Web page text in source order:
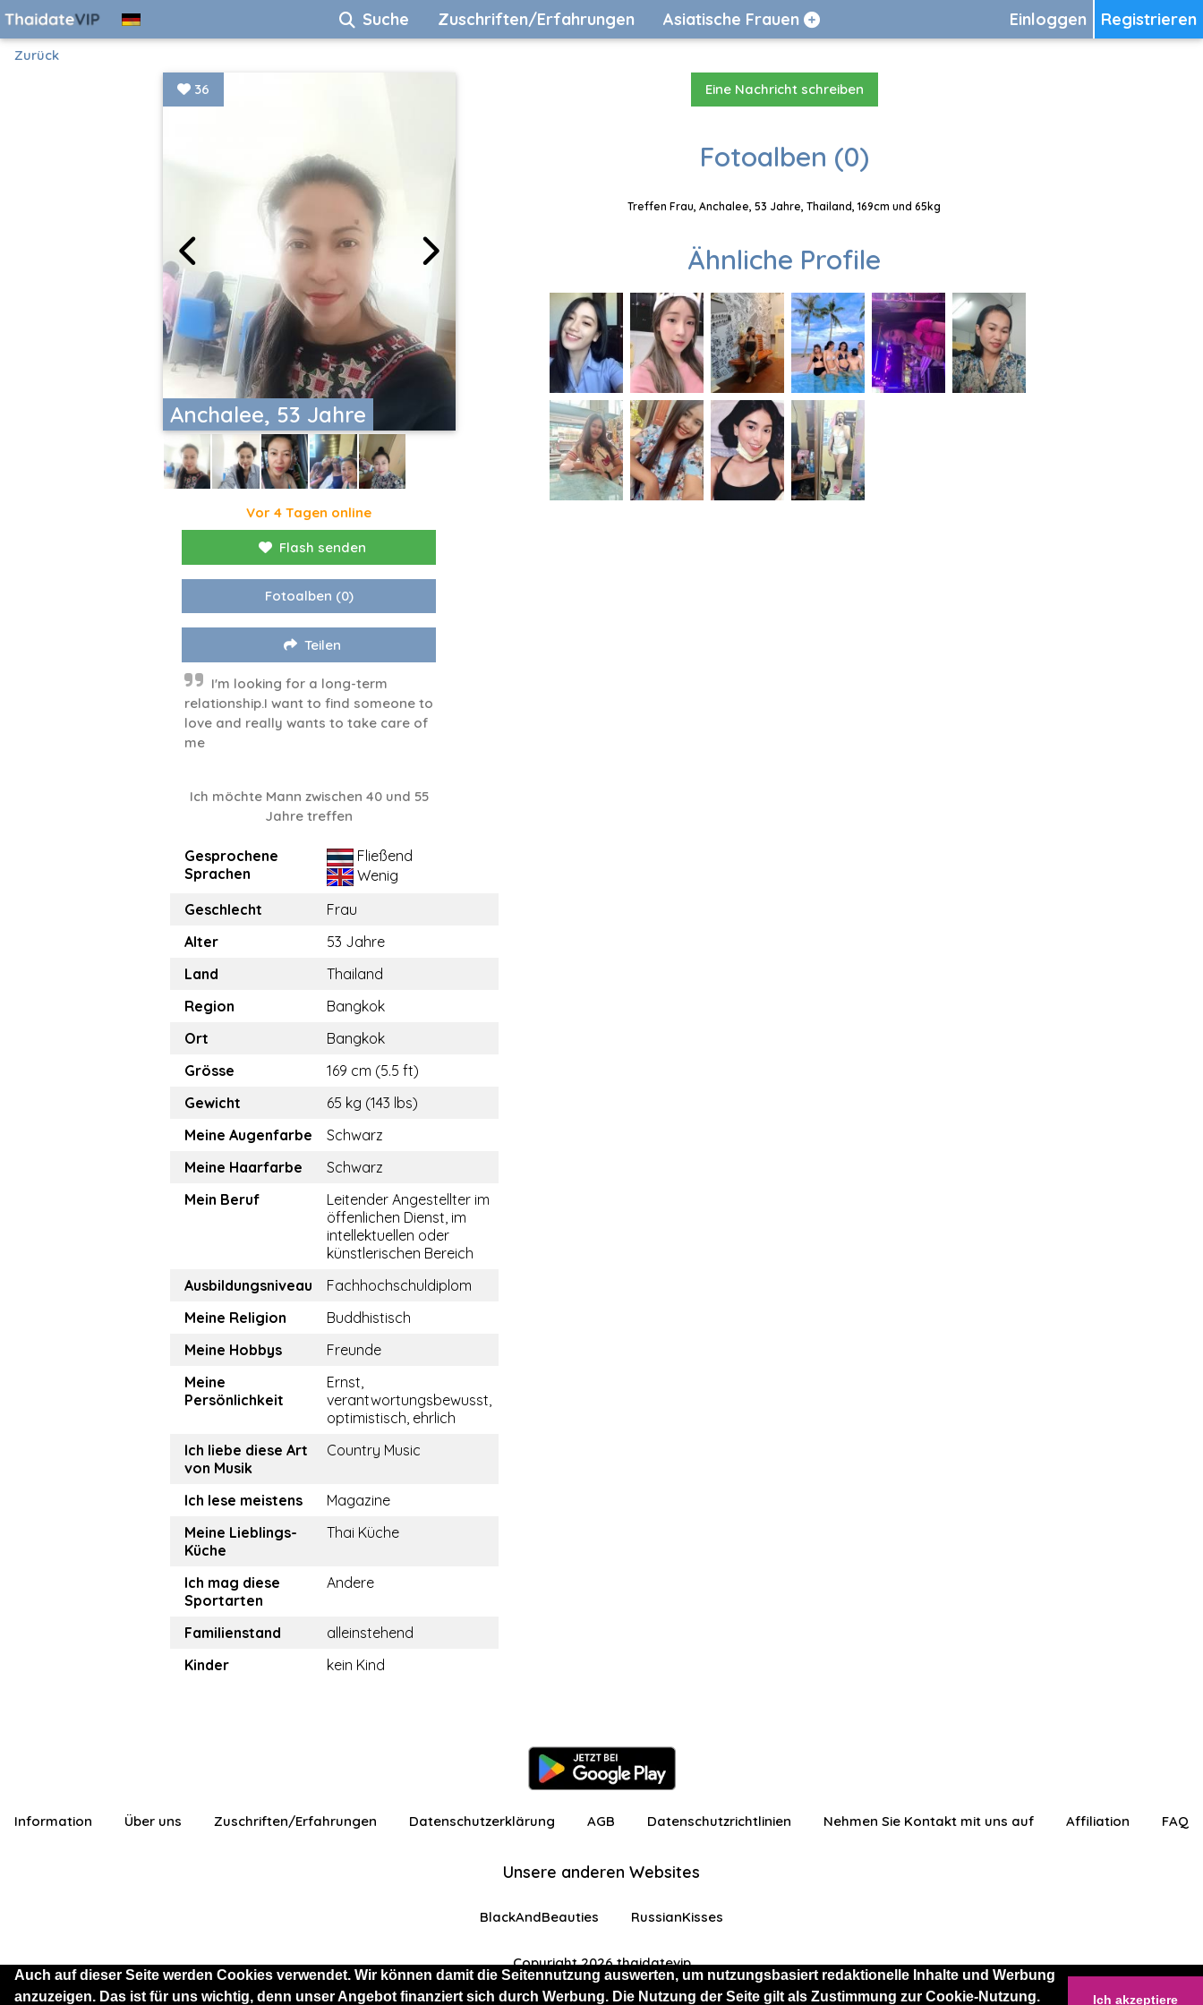
Auch auf dieser Seite werden Cookies verwendet. Wir können damit die Seitennutzung auswerten, um nutzungsbasiert redaktionelle Inhalte und Werbung
anzuzeigen. Das ist für uns wichtig, denn unser Angebot finanziert sich durch Werbung. Die Nutzung der Seite gilt als Zustimmung zur Cookie-Nutzung.
Ich akzeptiere
Registrieren
Einloggen
Suche Zuschriften/Erfahrungen Asiatische Frauen
Zurück
Anchalee, 53 Jahre
36
Vor 4 Tagen online
Flash senden
Fotoalben (0)
Teilen
I'm looking for a long-term
relationship.I want to find someone to
love and really wants to take care of
me
Ich möchte Mann zwischen 40 und 55
Jahre treffen
Gesprochene
Sprachen
Fließend
Wenig
Geschlecht
Frau
Alter
53 Jahre
Land
Thailand
Region
Bangkok
Ort
Bangkok
Grösse
169 cm (5.5 ft)
Gewicht
65 kg (143 lbs)
Meine Augenfarbe
Schwarz
Meine Haarfarbe
Schwarz
Mein Beruf
Leitender Angestellter im
öffenlichen Dienst, im
intellektuellen oder
künstlerischen Bereich
Ausbildungsniveau
Fachhochschuldiplom
Meine Religion
Buddhistisch
Meine Hobbys
Freunde
Meine
Persönlichkeit
Ernst,
verantwortungsbewusst,
optimistisch, ehrlich
Ich liebe diese Art
von Musik
Country Music
Ich lese meistens
Magazine
Meine Lieblings-
Küche
Thai Küche
Ich mag diese
Sportarten
Andere
Familienstand
alleinstehend
Kinder
kein Kind
Eine Nachricht schreiben
Fotoalben (0)
Treffen Frau, Anchalee, 53 Jahre, Thailand, 169cm und 65kg
Ähnliche Profile
Information Über uns Zuschriften/Erfahrungen Datenschutzerklärung AGB Datenschutzrichtlinien Nehmen Sie Kontakt mit uns auf Affiliation FAQ
Unsere anderen Websites
BlackAndBeauties RussianKisses
Copyright 2026 thaidatevip